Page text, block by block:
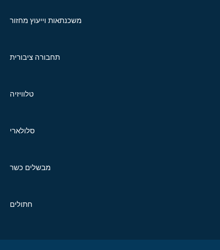
משכנתאות וייעוץ מחזור
תחבורה ציבורית
טלוויזיה
סלולארי
מבשלים כשר
חתולים